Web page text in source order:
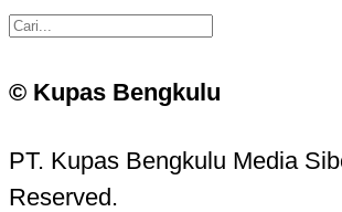
© Kupas Bengkulu
PT. Kupas Bengkulu Media
Reserved.